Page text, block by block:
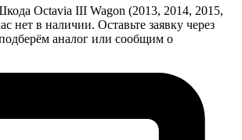
Octavia III Wagon (2013, 2014, 2015,
нет в наличии. Оставьте заявку через
аналог или сообщим о